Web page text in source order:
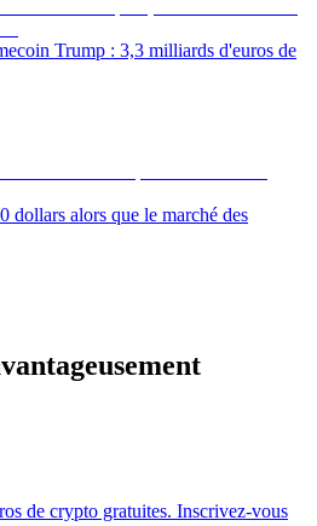
Trump : 3,3 milliards d'euros de
dollars alors que le marché des
de crypto gratuites. Inscrivez-vous